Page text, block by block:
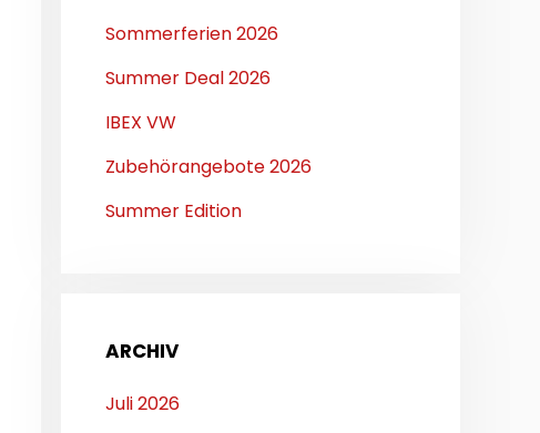
Sommerferien 2026
Summer Deal 2026
IBEX VW
Zubehörangebote 2026
Summer Edition
ARCHIV
Juli 2026